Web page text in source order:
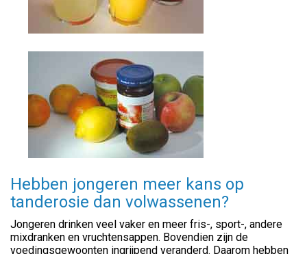
Hebben jongeren meer kans op
tanderosie dan volwassenen?
Jongeren drinken veel vaker en meer fris-, sport-, andere
mixdranken en vruchtensappen. Bovendien zijn de
voedingsgewoonten ingrijpend veranderd. Daarom hebben